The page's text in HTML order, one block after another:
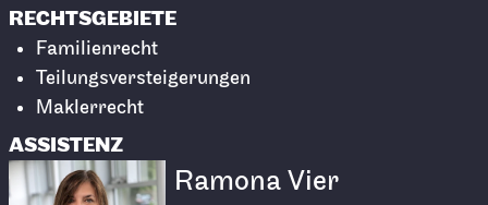
RECHTSGEBIETE
Familienrecht
Teilungsversteigerungen
Maklerrecht
ASSISTENZ
Ramona Vier